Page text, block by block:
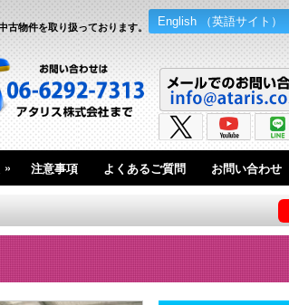
English （英語サイト）
古物件を取り扱っております。
» 注意事項 よくあるご質問 お問い合わせ